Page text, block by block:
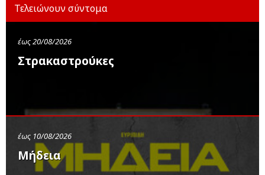
Τελειώνουν σύντομα
έως 20/08/2026
Στρακαστρούκες
έως 10/08/2026
Μήδεια